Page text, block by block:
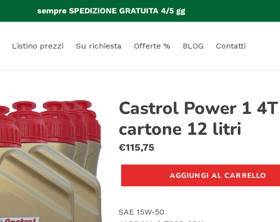
sempre SPEDIZIONE GRATUITA 4/5 gg
Listino prezzi Su richiesta Offerte % BLOG Contatti
Castrol Power 1
cartone 12 litri
Prezzo
di
€115,75
AGGIUNGI AL CARRELLO
SAE 15W-50